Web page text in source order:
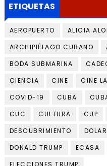
ETIQUETAS
AEROPUERTO ALICIA
ARCHIPIÉLAGO CUBANO
BODA SUBMARINA
CIENCIA
CINE CINE
COVID-19
CUBA
CUC
CULTURA CUP
DESCUBRIMIENTO
DOLAR
DONALD TRUMP
ECASA
ELECCIONES TRUMP